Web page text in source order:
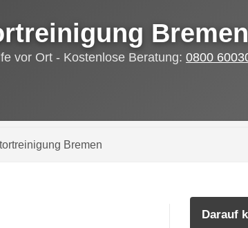
Bremen
vor Ort - Kostenlose Beratung: 0800
Bremen
Darauf